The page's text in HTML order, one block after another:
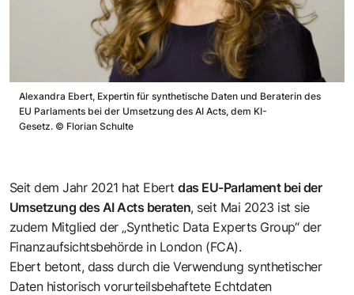
Alexandra Ebert, Expertin für synthetische Daten und Beraterin des
EU Parlaments bei der Umsetzung des AI Acts, dem KI-
Gesetz. © Florian Schulte
Seit dem Jahr 2021 hat Ebertdas EU-Parlament bei der
Umsetzung des AI Acts beraten, seit Mai 2023 ist sie
zudem Mitglied der „Synthetic Data Experts Group“ der
Finanzaufsichtsbehörde in London (FCA).
Ebert betont, dass durch die Verwendung synthetischer
Daten historisch vorurteilsbehaftete Echtdaten